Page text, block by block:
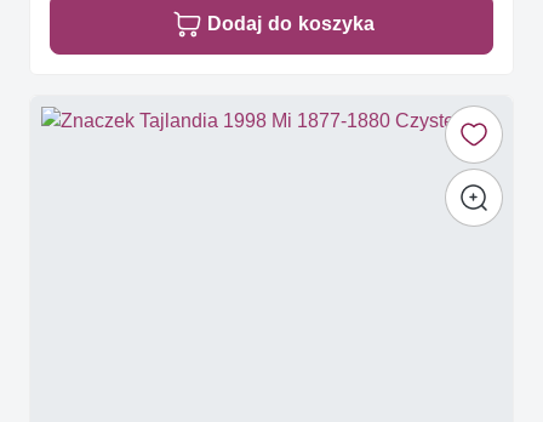
Dodaj do koszyka